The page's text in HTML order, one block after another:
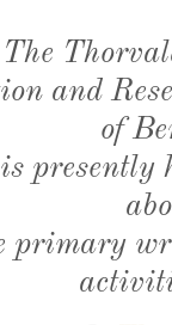
The
and
of
presently
primary